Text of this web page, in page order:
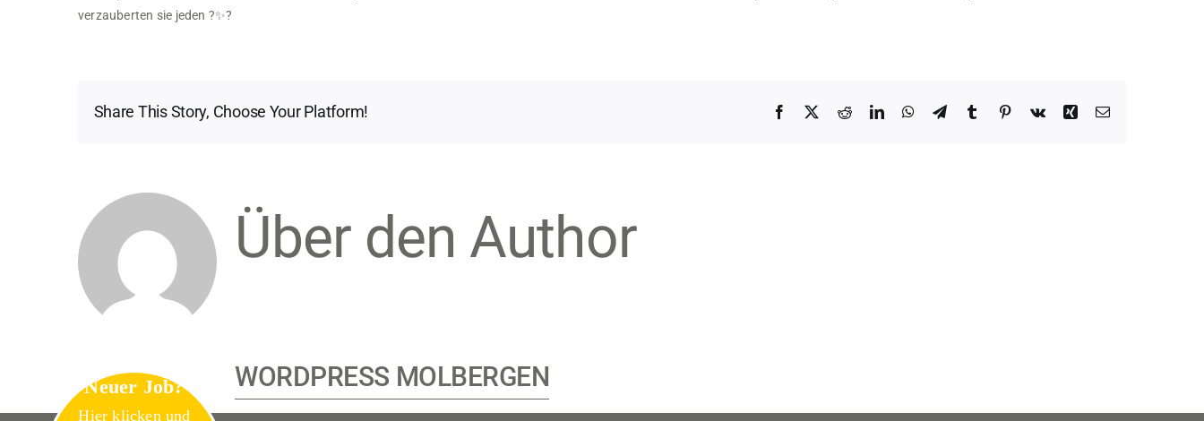
verzauberten sie jeden ?✨?
Share This Story, Choose Your Platform! Facebook RedditLinkedInWhatsApp
TelegramTumblrPinterest
Vk Xing E-
Über den Author
WORDPRESS MOLBERGEN
Neuer Job?
Hier klicken und